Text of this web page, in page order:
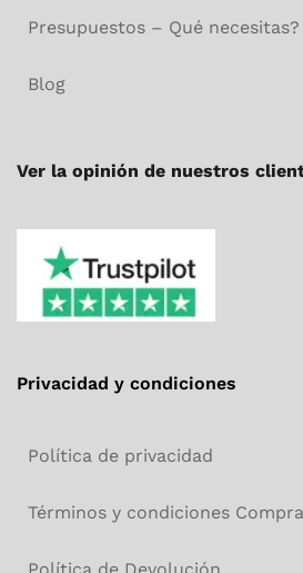
Presupuestos – Qué necesitas?
Blog
Ver la opinión de nuestros
Privacidad y condiciones
Política de privacidad
Términos y condiciones